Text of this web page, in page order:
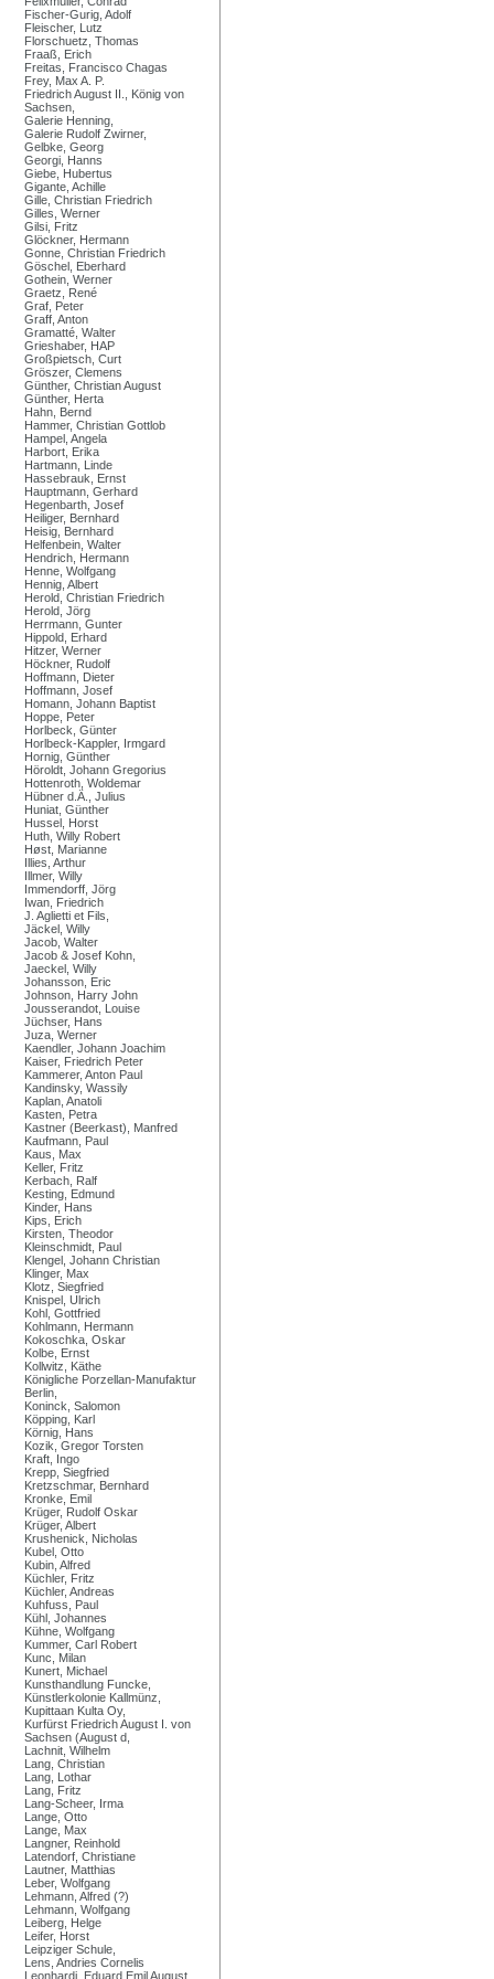
Fischer-Gurig, Adolf
Fleischer, Lutz
Florschuetz, Thomas
Fraaß, Erich
Freitas, Francisco Chagas
Frey, Max A. P.
Friedrich August II., König von
Sachsen,
Galerie Henning,
Galerie Rudolf Zwirner,
Gelbke, Georg
Georgi, Hanns
Giebe, Hubertus
Gigante, Achille
Gille, Christian Friedrich
Gilles, Werner
Gilsi, Fritz
Glöckner, Hermann
Gonne, Christian Friedrich
Göschel, Eberhard
Gothein, Werner
Graetz, René
Graf, Peter
Graff, Anton
Gramatté, Walter
Grieshaber, HAP
Großpietsch, Curt
Gröszer, Clemens
Günther, Christian August
Günther, Herta
Hahn, Bernd
Hammer, Christian Gottlob
Hampel, Angela
Harbort, Erika
Hartmann, Linde
Hassebrauk, Ernst
Hauptmann, Gerhard
Hegenbarth, Josef
Heiliger, Bernhard
Heisig, Bernhard
Helfenbein, Walter
Hendrich, Hermann
Henne, Wolfgang
Hennig, Albert
Herold, Christian Friedrich
Herold, Jörg
Herrmann, Gunter
Hippold, Erhard
Hitzer, Werner
Höckner, Rudolf
Hoffmann, Dieter
Hoffmann, Josef
Homann, Johann Baptist
Hoppe, Peter
Horlbeck, Günter
Horlbeck-Kappler, Irmgard
Hornig, Günther
Höroldt, Johann Gregorius
Hottenroth, Woldemar
Hübner d.Ä., Julius
Huniat, Günther
Hussel, Horst
Huth, Willy Robert
Høst, Marianne
Illies, Arthur
Illmer, Willy
Immendorff, Jörg
Iwan, Friedrich
J. Aglietti et Fils,
Jäckel, Willy
Jacob, Walter
Jacob & Josef Kohn,
Jaeckel, Willy
Johansson, Eric
Johnson, Harry John
Jousserandot, Louise
Jüchser, Hans
Juza, Werner
Kaendler, Johann Joachim
Kaiser, Friedrich Peter
Kammerer, Anton Paul
Kandinsky, Wassily
Kaplan, Anatoli
Kasten, Petra
Kastner (Beerkast), Manfred
Kaufmann, Paul
Kaus, Max
Keller, Fritz
Kerbach, Ralf
Kesting, Edmund
Kinder, Hans
Kips, Erich
Kirsten, Theodor
Kleinschmidt, Paul
Klengel, Johann Christian
Klinger, Max
Klotz, Siegfried
Knispel, Ulrich
Kohl, Gottfried
Kohlmann, Hermann
Kokoschka, Oskar
Kolbe, Ernst
Kollwitz, Käthe
Königliche Porzellan-Manufaktur
Berlin,
Koninck, Salomon
Köpping, Karl
Körnig, Hans
Kozik, Gregor Torsten
Kraft, Ingo
Krepp, Siegfried
Kretzschmar, Bernhard
Kronke, Emil
Krüger, Rudolf Oskar
Krüger, Albert
Krushenick, Nicholas
Kubel, Otto
Kubin, Alfred
Küchler, Fritz
Küchler, Andreas
Kuhfuss, Paul
Kühl, Johannes
Kühne, Wolfgang
Kummer, Carl Robert
Kunc, Milan
Kunert, Michael
Kunsthandlung Funcke,
Künstlerkolonie Kallmünz,
Kupittaan Kulta Oy,
Kurfürst Friedrich August I. von
Sachsen (August d,
Lachnit, Wilhelm
Lang, Christian
Lang, Lothar
Lang, Fritz
Lang-Scheer, Irma
Lange, Otto
Lange, Max
Langner, Reinhold
Latendorf, Christiane
Lautner, Matthias
Leber, Wolfgang
Lehmann, Alfred (?)
Lehmann, Wolfgang
Leiberg, Helge
Leifer, Horst
Leipziger Schule,
Lens, Andries Cornelis
Leonhardi, Eduard Emil August